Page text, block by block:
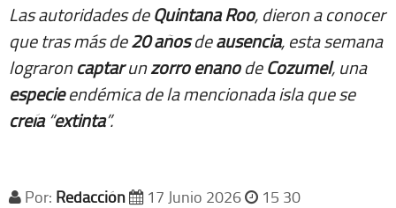
Las autoridades deQuintanaRoo, dieron a conocer
que tras más de20 añosdeausencia, esta semana
lograroncaptarunzorro enanodeCozumel, una
especieendémica de la mencionada isla que se
creía“extinta”.
Por: Redacción 17 Junio 2026 15 30